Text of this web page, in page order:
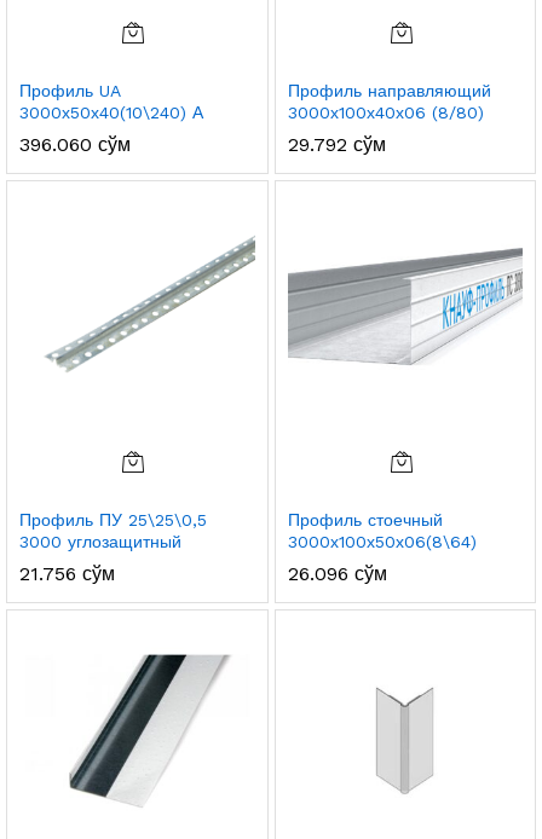
Профиль UA
3000х50х40(10\240) А
396.060 сўм
Профиль направляющий
3000х100х40х06 (8/80)
29.792 сўм
Профиль ПУ 25\25\0,5
3000 углозащитный
21.756 сўм
Профиль стоечный
3000х100х50х06(8\64)
26.096 сўм